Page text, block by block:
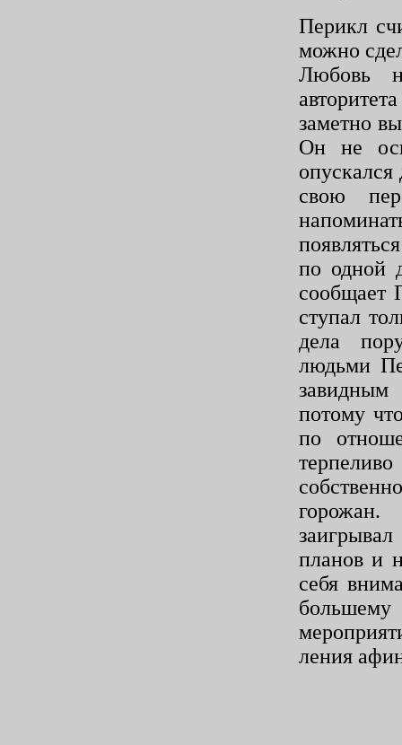
Перикл
можно
Любовь
заметно
Он не
опускался
свою
по одной
сообщает
ступал
дела
людьми
потому
по
планов и
себя
большему
ления